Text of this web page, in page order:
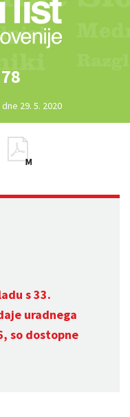
29. 5. 2020
s 33.
uradnega
so dostopne